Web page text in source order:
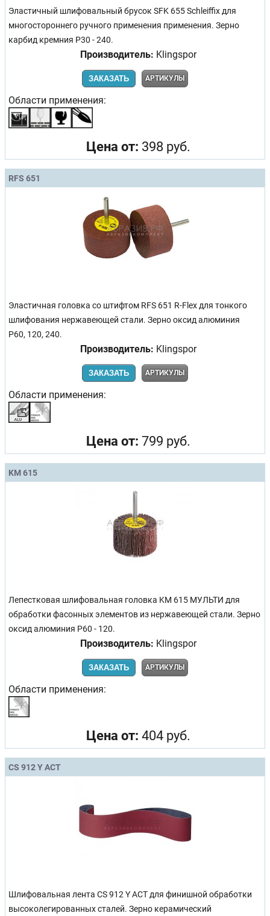
Эластичный шлифовальный брусок SFK 655 Schleiffix для
многостороннего ручного применения применения. Зерно
карбид кремния Р30 - 240.
Производитель: Klingspor
ЗАКАЗАТЬ АРТИКУЛЫ
Области применения:
Цена от: 398 руб.
RFS 651
Эластичная головка со штифтом RFS 651 R-Flex для тонкого
шлифования нержавеющей стали. Зерно оксид алюминия
Р60, 120, 240.
Производитель: Klingspor
ЗАКАЗАТЬ АРТИКУЛЫ
Области применения:
Цена от: 799 руб.
KM 615
Лепестковая шлифовальная головка KM 615 МУЛЬТИ для
обработки фасонных элементов из нержавеющей стали. Зерно
оксид алюминия Р60 - 120.
Производитель: Klingspor
ЗАКАЗАТЬ АРТИКУЛЫ
Области применения:
Цена от: 404 руб.
CS 912 Y ACT
Шлифовальная лента CS 912 Y ACT для финишной обработки
высоколегированных сталей. Зерно керамический